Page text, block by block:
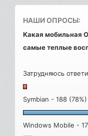
НАШИ ОПРОСЫ:
Какая мобильная
самые теплые
Затрудняюсь
Symbian - 188 (78%)
Windows Mobile -